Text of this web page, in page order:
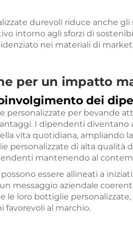
durevoli riduce anche gli
intorno agli sforzi di
nei materiali di
per un impatto
dei
personalizzate per bevande
I dipendenti diventano
vita quotidiana, ampliando
personalizzate di alta qualità
mantenendo al
essere allineati a
messaggio aziendale
le loro bottiglie
favorevoli al marchio.